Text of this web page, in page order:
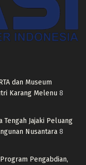
dan Museum
Karang Melenu 8
Jajaki Peluang
Nusantara 8
Pengabdian,